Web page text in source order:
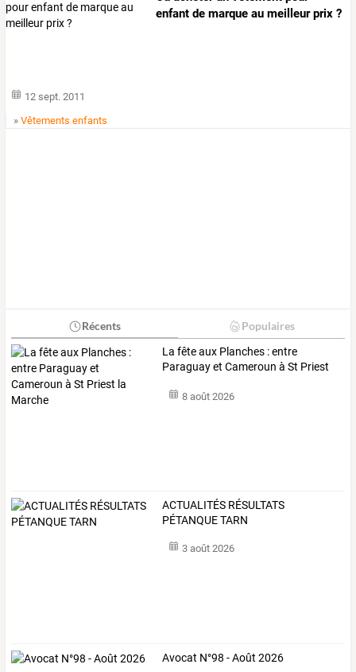
enfant de marque au meilleur prix ?
12 sept. 2011
»Vêtements enfants
Récents Populaires
La fête aux Planches : entre
Paraguay et Cameroun à St Priest
8 août 2026
ACTUALITÉS RÉSULTATS
PÉTANQUE TARN
3 août 2026
Avocat N°98 - Août 2026